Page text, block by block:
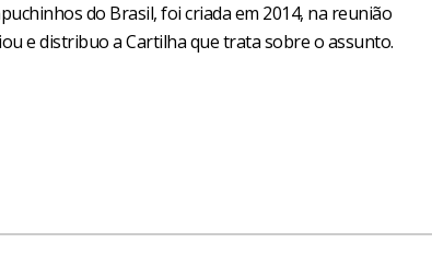
do Brasil, foi criada em 2014, na reunião
e distribuo a Cartilha que trata sobre o assunto.